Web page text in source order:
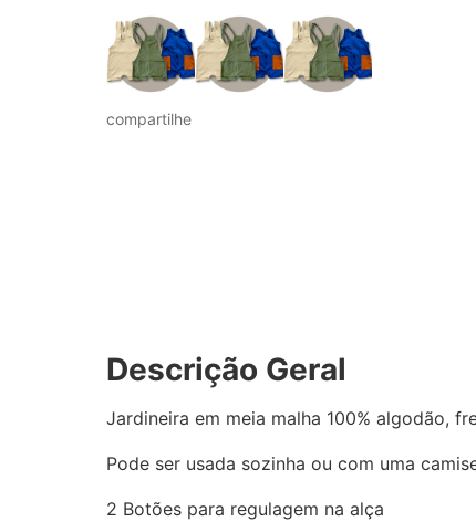
compartilhe
Descrição Geral
Jardineira em meia malha 100% algodão,
Pode ser usada sozinha ou com uma
2 Botões para regulagem na alça